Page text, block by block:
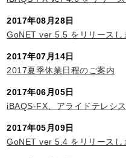
2017年08月28日
GoNET ver 5.5 をリリースし
2017年07月14日
2017夏季休業日程のご案内
2017年06月05日
iBAQS-FX、アライドテレシ
2017年05月09日
GoNET ver 5.4 をリリースし